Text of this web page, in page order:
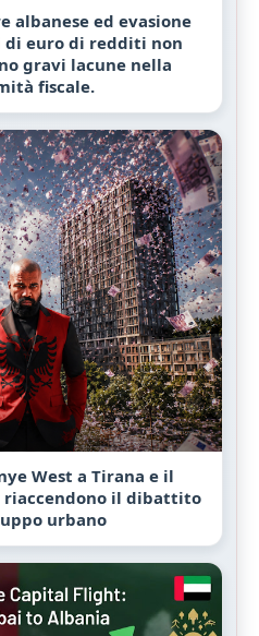
albanese ed evasione
di euro di redditi non
gravi lacune nella
fiscale.
West a Tirana e il
riaccendono il dibattito
urbano